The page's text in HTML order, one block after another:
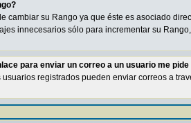
cambiar su Rango ya que éste es asociado
innecesarios sólo para incrementar su
para enviar un correo a un usuario me
usuarios registrados pueden enviar correos a